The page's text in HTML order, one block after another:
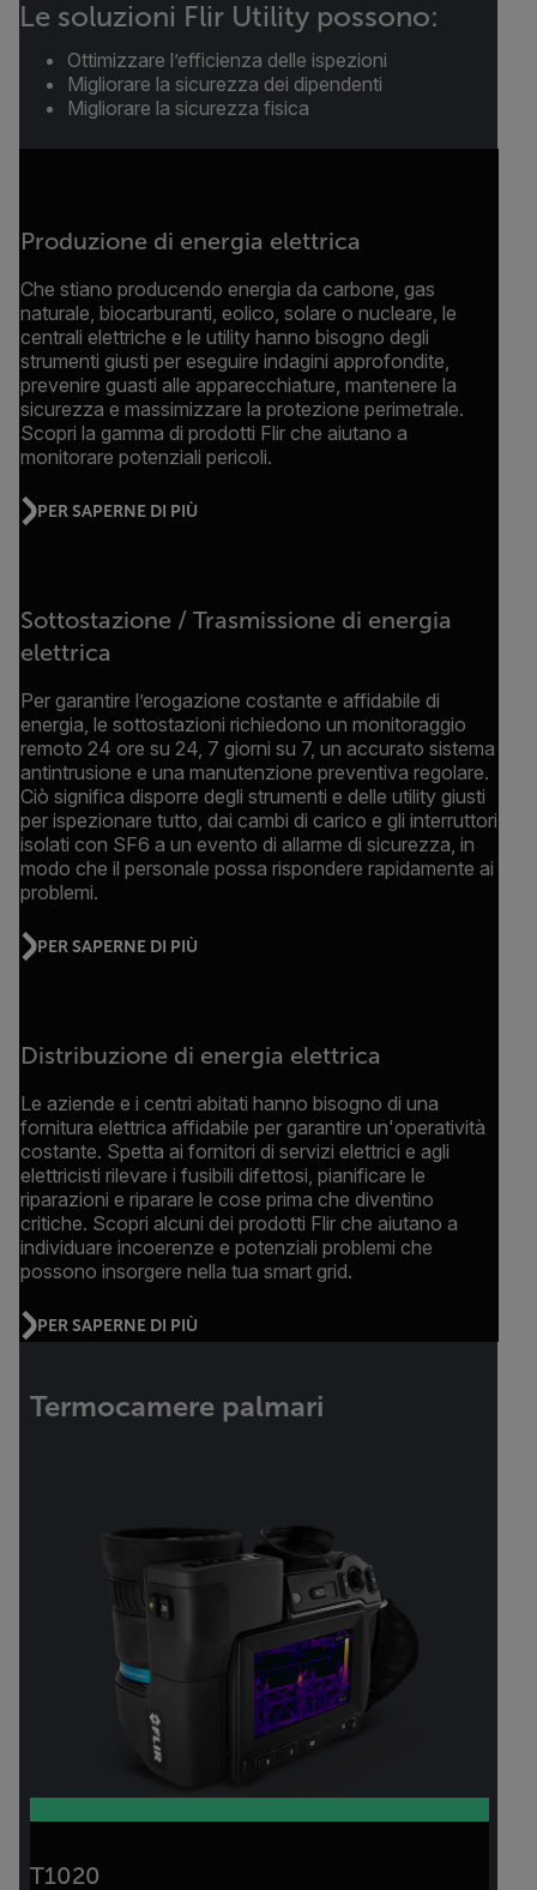
Le soluzioni Flir Utility possono:
Ottimizzare l’efficienza delle ispezioni
Migliorare la sicurezza dei dipendenti
Migliorare la sicurezza fisica
Produzione di energia elettrica
Che stiano producendo energia da carbone, gas
naturale, biocarburanti, eolico, solare o nucleare, le
centrali elettriche e le utility hanno bisogno degli
strumenti giusti per eseguire indagini approfondite,
prevenire guasti alle apparecchiature, mantenere la
sicurezza e massimizzare la protezione perimetrale.
Scopri la gamma di prodotti Flir che aiutano a
monitorare potenziali pericoli.
PER SAPERNE DI PIÙ
Sottostazione / Trasmissione di energia
elettrica
Per garantire l’erogazione costante e affidabile di
energia, le sottostazioni richiedono un monitoraggio
remoto 24 ore su 24, 7 giorni su 7, un accurato sistema
antintrusione e una manutenzione preventiva regolare.
Ciò significa disporre degli strumenti e delle utility giusti
per ispezionare tutto, dai cambi di carico e gli interruttori
isolati con SF6 a un evento di allarme di sicurezza, in
modo che il personale possa rispondere rapidamente ai
problemi.
PER SAPERNE DI PIÙ
Distribuzione di energia elettrica
Le aziende e i centri abitati hanno bisogno di una
fornitura elettrica affidabile per garantire un'operatività
costante. Spetta ai fornitori di servizi elettrici e agli
elettricisti rilevare i fusibili difettosi, pianificare le
riparazioni e riparare le cose prima che diventino
critiche. Scopri alcuni dei prodotti Flir che aiutano a
individuare incoerenze e potenziali problemi che
possono insorgere nella tua smart grid.
PER SAPERNE DI PIÙ
Termocamere palmari
T1020